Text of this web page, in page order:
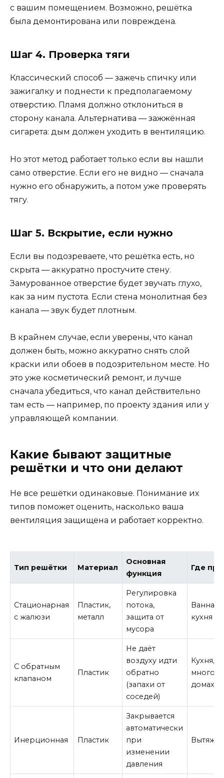
с вашим помещением. Возможно, решётка
была демонтирована или повреждена.
Шаг 4. Проверка тяги
Классический способ — зажечь спичку или
зажигалку и поднести к предполагаемому
отверстию. Пламя должно отклониться в
сторону канала. Альтернатива — зажжённая
сигарета: дым должен уходить в вентиляцию.
Но этот метод работает только если вы нашли
само отверстие. Если его не видно — сначала
нужно его обнаружить, а потом уже проверять
тягу.
Шаг 5. Вскрытие, если нужно
Если вы подозреваете, что решётка есть, но
скрыта — аккуратно простучите стену.
Замурованное отверстие будет звучать глухо,
как за ним пустота. Если стена монолитная без
канала — звук будет плотным.
В крайнем случае, если уверены, что канал
должен быть, можно аккуратно снять слой
краски или обоев в подозрительном месте. Но
это уже косметический ремонт, и лучше
сначала убедиться, что канал действительно
там есть — например, по проекту здания или у
управляющей компании.
Какие бывают защитные
решётки и что они делают
Не все решётки одинаковые. Понимание их
типов поможет оценить, насколько ваша
вентиляция защищена и работает корректно.
Тип решётки Материал
Основная
функция
Где
Стационарная
с жалюзи
Пластик,
металл
Регулировка
потока,
защита от
мусора
Ванная,
кухня
С обратным
клапаном
Пластик
Не даёт
воздуху идти
обратно
(запахи от
соседей)
Кухня,
домах
Инерционная Пластик
Закрывается
автоматически
при
изменении
давления